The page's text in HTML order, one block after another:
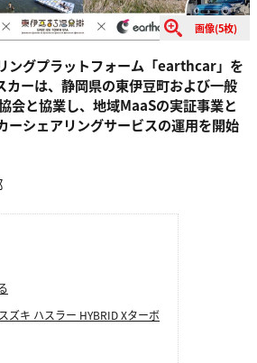
画像(5枚)
ングプラットフォーム「earthcar」を
カーは、静岡県の東伊豆町および一般
会と協業し、地域MaaSの実証事業と
ーシェアリングサービスの運用を開始
ズキ ハスラー HYBRID Xターボ